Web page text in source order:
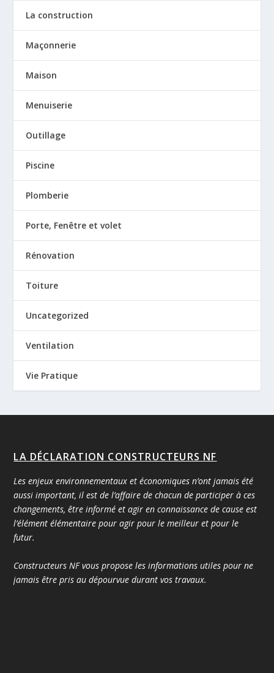
La construction
Maçonnerie
Maison
Menuiserie
Outillage
Piscine
Plomberie
Porte, Fenêtre et volet
Rénovation
Toiture
Uncategorized
Ventilation
Vie Pratique
LA DÉCLARATION CONSTRUCTEURS NF
Les enjeux environnementaux et économiques n’ont jamais été
aussi important, il est de l’affaire de chacun de participer à ces
changements, être informé et agir en connaissance de cause est
l’élément élémentaire pour agir pour le meilleur et pour le
futur.
Constructeurs NF vous propose les informations utiles pour ne
jamais être pris au dépourvue durant vos travaux.